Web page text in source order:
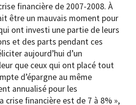
financière de 2007-2008. À
être un mauvais moment pour
ont investi une partie de leurs
et des parts pendant ces
aujourd’hui d’un
que ceux qui ont placé tout
d’épargne au même
annualisé pour les
crise financière est de 7 à 8% »,